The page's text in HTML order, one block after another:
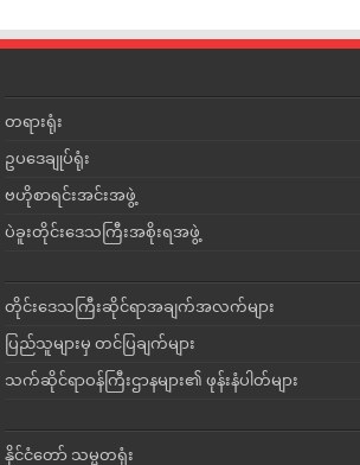
တရားရုံး
ဥပဒေချုပ်ရုံး
ဗဟိုစာရင်းအင်းအဖွဲ့
ပဲခူးတိုင်းဒေသကြီးအစိုးရအဖွဲ့
တိုင်းဒေသကြီးဆိုင်ရာအချက်အလက်များ
ပြည်သူများမှ တင်ပြချက်များ
သက်ဆိုင်ရာဝန်ကြီးဌာနများ၏ ဖုန်းနံပါတ်များ
နိုင်ငံတော် သမ္မတရုံး